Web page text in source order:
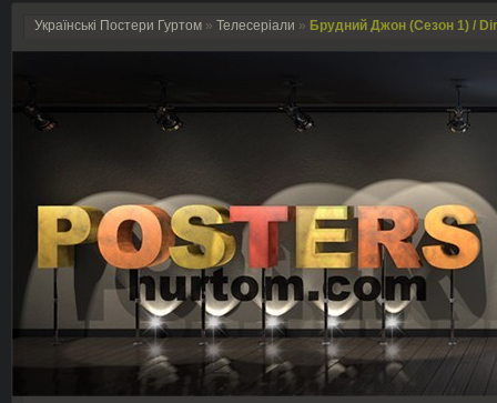
Українські Постери Гуртом » Телесеріали » Брудний Джон (Сезон 1) /